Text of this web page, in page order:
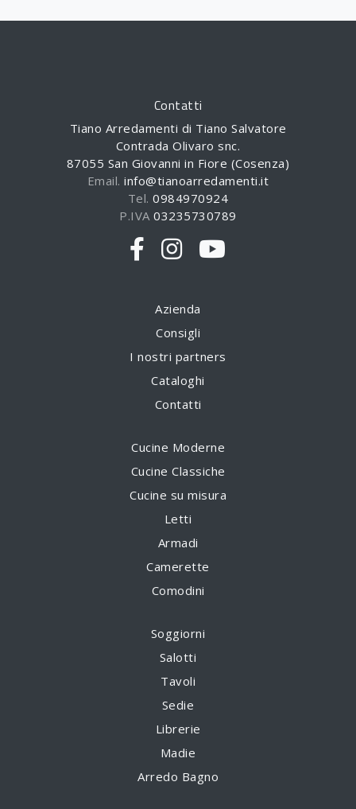
Contatti
Tiano Arredamenti di Tiano Salvatore
Contrada Olivaro snc.
87055 San Giovanni in Fiore (Cosenza)
Email.info@tianoarredamenti.it
Tel.0984970924
P.IVA03235730789
Azienda
Consigli
I nostri partners
Cataloghi
Contatti
Cucine Moderne
Cucine Classiche
Cucine su misura
Letti
Armadi
Camerette
Comodini
Soggiorni
Salotti
Tavoli
Sedie
Librerie
Madie
Arredo Bagno